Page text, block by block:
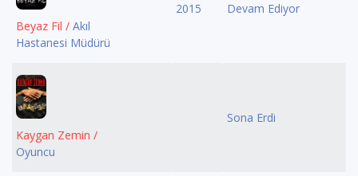
Beyaz Fil / Akıl
Hastanesi Müdürü
2015 Devam Ediyor
Kaygan Zemin /
Oyuncu
Sona Erdi